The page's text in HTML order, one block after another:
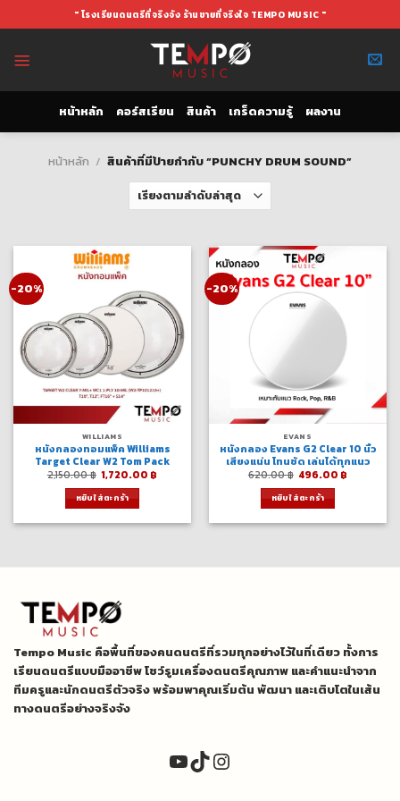
to
" โรงเรียนดนตรีที่จริงจัง ร้านขายที่จริงใจ TEMPO MUSIC "
หน้าหลัก คอร์สเรียน สินค้า เกร็ดความรู้ ผลงาน
หน้าหลัก / สินค้าที่มีป้ายกำกับ “PUNCHY DRUM SOUND”
-20%
WILLIAMS
หนังกลองทอมแพ็ค Williams
Target Clear W2 Tom Pack
2,150.00฿ Original
price
was:
2,150.00 ฿.
1,720.00 ฿
หยิบใส่ตะกร้า
-20%
EVANS
หนังกลอง Evans G2 Clear 10 นิ้ว
เสียงแน่น โทนชัด เล่นได้ทุกแนว
620.00฿ Original
was:
620.00 ฿.
496.00 ฿
หยิบใส่ตะกร้า
Tempo Music คือพื้นที่ของคนดนตรีที่รวมทุกอย่างไว้ในที่เดียว ทั้งการ
เรียนดนตรีแบบมืออาชีพ โชว์รูมเครื่องดนตรีคุณภาพ และคำแนะนำจาก
ทีมครูและนักดนตรีตัวจริง พร้อมพาคุณเริ่มต้น พัฒนา และเติบโตในเส้น
ทางดนตรีอย่างจริงจัง
YouTube
TikTok
Instagram